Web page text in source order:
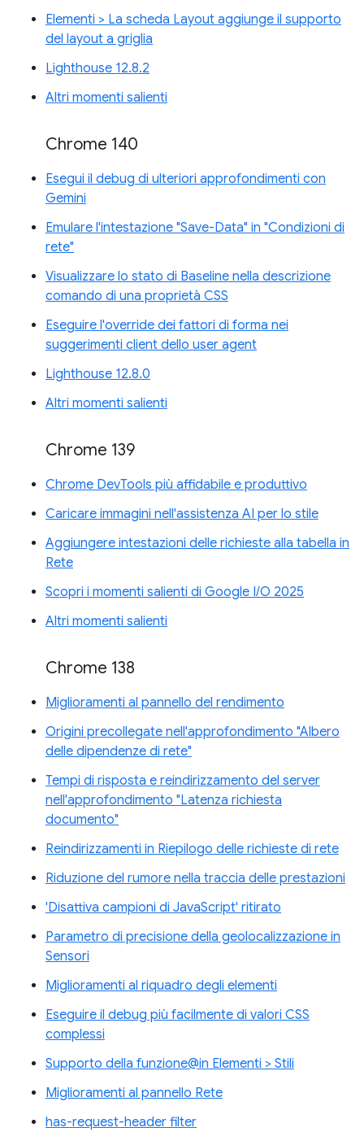
Elementi > La scheda Layout aggiunge il supporto
del layout a griglia
Lighthouse 12.8.2
Altri momenti salienti
Chrome 140
Esegui il debug di ulteriori approfondimenti con
Gemini
Emulare l'intestazione "Save-Data" in "Condizioni di
rete"
Visualizzare lo stato di Baseline nella descrizione
comando di una proprietà CSS
Eseguire l'override dei fattori di forma nei
suggerimenti client dello user agent
Lighthouse 12.8.0
Altri momenti salienti
Chrome 139
Chrome DevTools più affidabile e produttivo
Caricare immagini nell'assistenza AI per lo stile
Aggiungere intestazioni delle richieste alla tabella in
Rete
Scopri i momenti salienti di Google I/O 2025
Altri momenti salienti
Chrome 138
Miglioramenti al pannello del rendimento
Origini precollegate nell'approfondimento "Albero
delle dipendenze di rete"
Tempi di risposta e reindirizzamento del server
nell'approfondimento "Latenza richiesta
documento"
Reindirizzamenti in Riepilogo delle richieste di rete
Riduzione del rumore nella traccia delle prestazioni
'Disattiva campioni di JavaScript' ritirato
Parametro di precisione della geolocalizzazione in
Sensori
Miglioramenti al riquadro degli elementi
Eseguire il debug più facilmente di valori CSS
complessi
Supporto della funzione@in Elementi > Stili
Miglioramenti al pannello Rete
has-request-header filter